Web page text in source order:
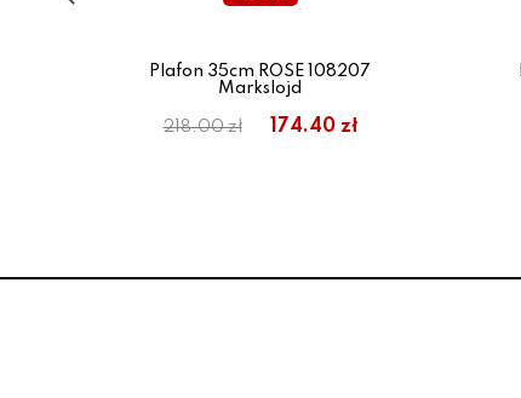
Plafon 35cm ROSE 108207
Markslojd
218.00 zł 174.40 zł